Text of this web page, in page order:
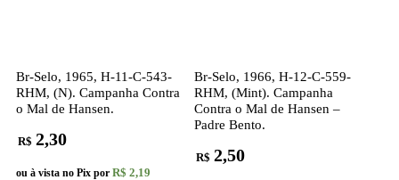
Br-Selo, 1965, H-11-C-543-
RHM, (N). Campanha Contra
o Mal de Hansen.
R$ 2,30
ou à vista no Pix por R$ 2,19
Br-Selo, 1966, H-12-C-559-
RHM, (Mint). Campanha
Contra o Mal de Hansen –
Padre Bento.
R$ 2,50